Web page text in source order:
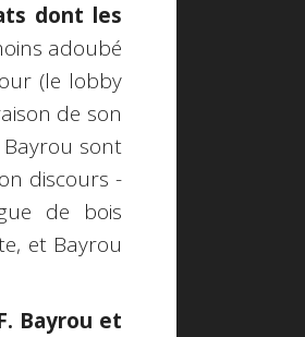
dont les
adoubé
(le lobby
de son
sont
discours -
de bois
et Bayrou
Bayrou et